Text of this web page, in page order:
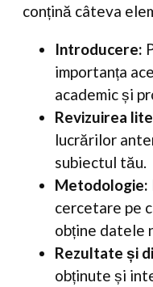
conțină câteva
Introducere:
importanța
academic și
Revizuirea
lucrărilor
subiectul tău.
Metodologie:
cercetare pe
obține datele
Rezultate și
obținute și